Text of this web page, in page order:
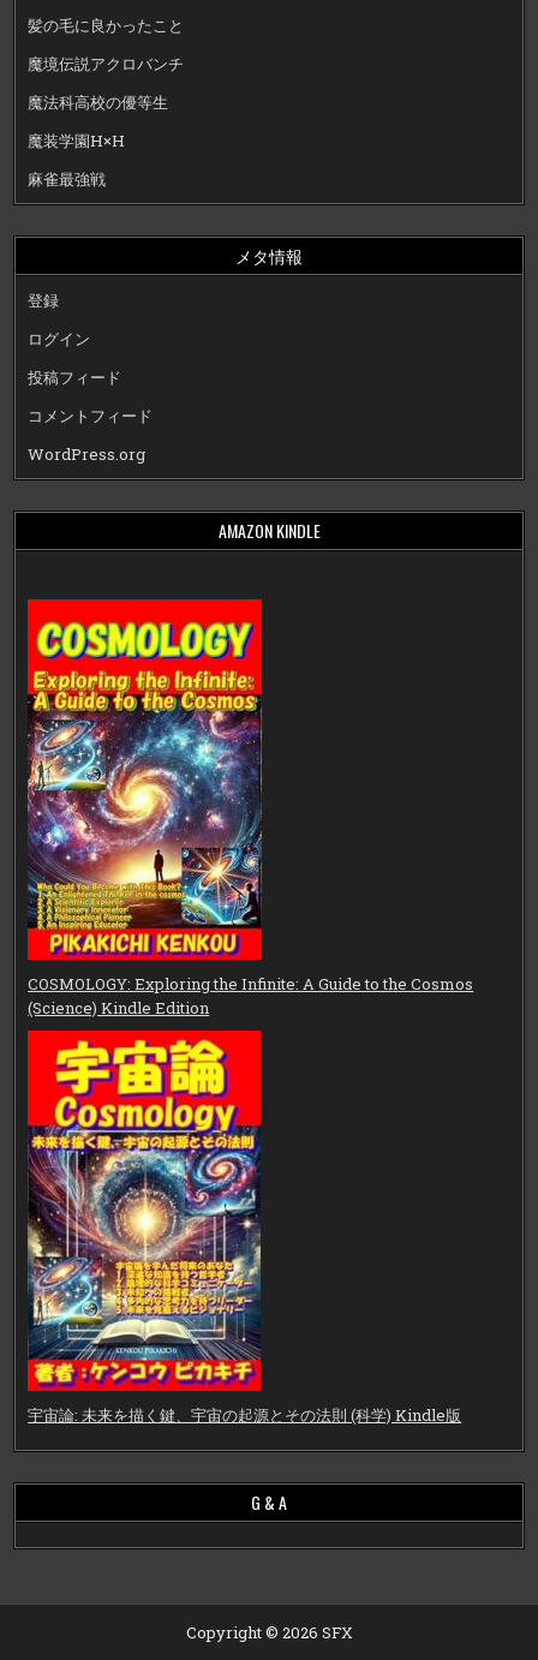
髪の毛に良かったこと
魔境伝説アクロバンチ
魔法科高校の優等生
魔装学園H×H
麻雀最強戦
メタ情報
登録
ログイン
投稿フィード
コメントフィード
WordPress.org
AMAZON KINDLE
COSMOLOGY: Exploring the Infinite: A Guide to the Cosmos
(Science) Kindle Edition
宇宙論: 未来を描く鍵、宇宙の起源とその法則 (科学) Kindle版
G & A
Copyright © 2026 SFX